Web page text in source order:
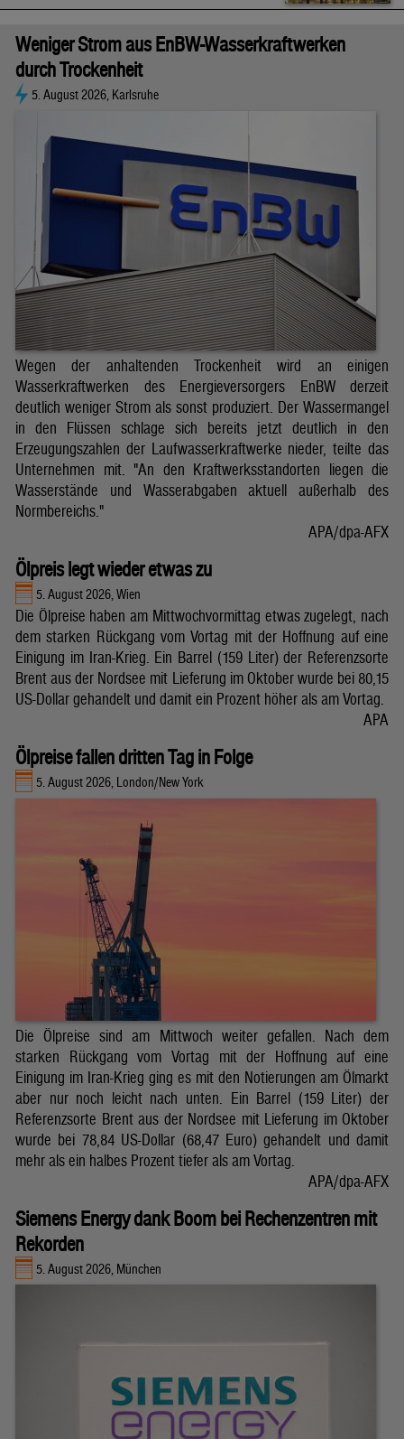
Weniger Strom aus EnBW-Wasserkraftwerken
durch Trockenheit
5. August 2026, Karlsruhe
Wegen der anhaltenden Trockenheit wird an einigen
Wasserkraftwerken des Energieversorgers EnBW derzeit
deutlich weniger Strom als sonst produziert. Der Wassermangel
in den Flüssen schlage sich bereits jetzt deutlich in den
Erzeugungszahlen der Laufwasserkraftwerke nieder, teilte das
Unternehmen mit. "An den Kraftwerksstandorten liegen die
Wasserstände und Wasserabgaben aktuell außerhalb des
Normbereichs."
APA/dpa-AFX
Ölpreis legt wieder etwas zu
5. August 2026, Wien
Die Ölpreise haben am Mittwochvormittag etwas zugelegt, nach
dem starken Rückgang vom Vortag mit der Hoffnung auf eine
Einigung im Iran-Krieg. Ein Barrel (159 Liter) der Referenzsorte
Brent aus der Nordsee mit Lieferung im Oktober wurde bei 80,15
US-Dollar gehandelt und damit ein Prozent höher als am Vortag.
APA
Ölpreise fallen dritten Tag in Folge
5. August 2026, London/New York
Die Ölpreise sind am Mittwoch weiter gefallen. Nach dem
starken Rückgang vom Vortag mit der Hoffnung auf eine
Einigung im Iran-Krieg ging es mit den Notierungen am Ölmarkt
aber nur noch leicht nach unten. Ein Barrel (159 Liter) der
Referenzsorte Brent aus der Nordsee mit Lieferung im Oktober
wurde bei 78,84 US-Dollar (68,47 Euro) gehandelt und damit
mehr als ein halbes Prozent tiefer als am Vortag.
APA/dpa-AFX
Siemens Energy dank Boom bei Rechenzentren mit
Rekorden
5. August 2026, München